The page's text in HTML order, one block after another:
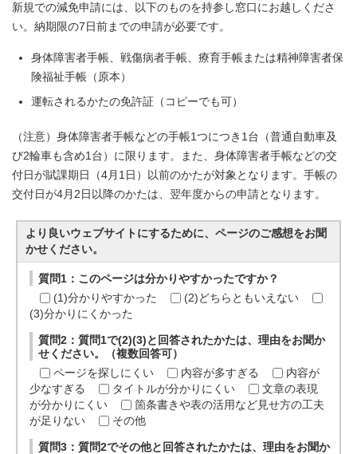
新規での減免申請には、以下のものを持参し窓口にお越しくださ
い。納期限の7日前までの申請が必要です。
身体障害者手帳、戦傷病者手帳、療育手帳または精神障害者保
険福祉手帳（原本）
運転されるかたの免許証（コピーでも可）
（注意）身体障害者手帳などの手帳1つにつき1台（普通自動車及
び2輪車も含め1台）に限ります。また、身体障害者手帳などの交
付日が賦課期日（4月1日）以前のかたが対象となります。手帳の
交付日が4月2日以降のかたは、翌年度からの申請となります。
より良いウェブサイトにするために、ページのご感想をお聞
かせください。
質問1：このページは分かりやすかったですか？
(1)分かりやすかった
(2)どちらともいえない
(3)分かりにくかった
質問2：質問1で(2)(3)と回答されたかたは、理由をお聞か
せください。（複数回答可）
ページを探しにくい
内容が多すぎる
内容が
少なすぎる
タイトルが分かりにくい
文章の表現
が分かりにくい
箇条書きや表の活用など見せ方の工夫
が足りない
その他
質問3：質問2でその他と回答されたかたは、理由をお聞か